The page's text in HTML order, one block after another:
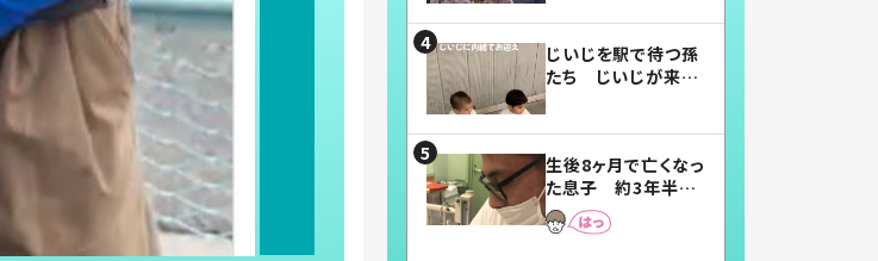
じいじを駅で待つ孫
たち じいじが来た
まらない」「幸せにな
れる」
生後8ヶ月で亡くなっ
た息子 約3年半
後、当時の妻の日記
に書いてあった本音